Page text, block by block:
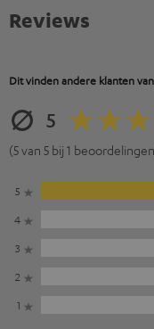
Reviews
Dit vinden andere klanten
5
(5 van 5 bij 1
5
4
3
2
1